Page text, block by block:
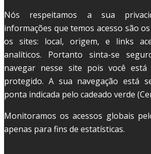
Nós respeitamos a sua
informações que temos acesso são
os sites: local, origem, e links
analíticos. Portanto sinta-se
navegar nesse site pois você
protegido. A sua navegação está
ponta indicada pelo cadeado verde
Monitoramos os acessos globais
apenas para fins de estatísticas.